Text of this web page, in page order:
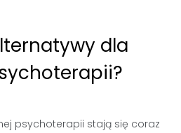
dla
psychoterapii stają się coraz